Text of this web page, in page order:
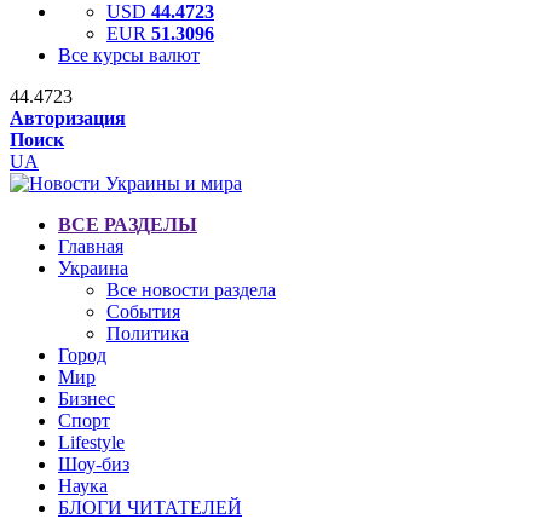
USD 44.4723
EUR 51.3096
Все курсы валют
44.4723
Авторизация
Поиск
UA
ВСЕ РАЗДЕЛЫ
Главная
Украина
Все новости раздела
События
Политика
Город
Мир
Бизнес
Спорт
Lifestyle
Шоу-биз
Наука
БЛОГИ ЧИТАТЕЛЕЙ